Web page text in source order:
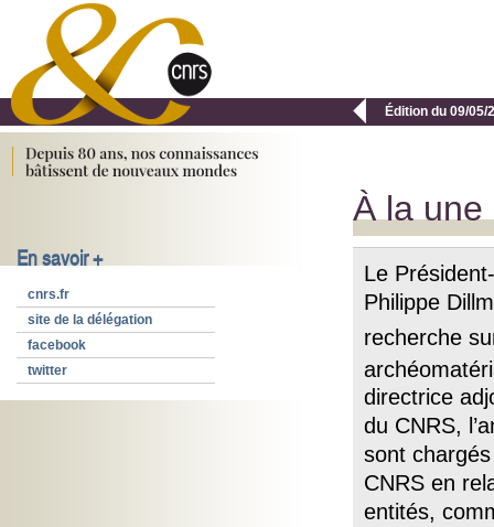
 Édition du 09/05/
En savoir +
cnrs.fr
site de la délégation
facebook
twitter
À la une
Le
Philippe
recherche
directrice
du CNRS,
sont
CNRS en
entités,